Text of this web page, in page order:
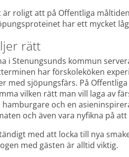
roligt att på Offentliga
har ett mycket
rätt
i Stenungsunds kommun
har förskoleköken
med sjöpungsfärs. På
vilken rätt man vill laga av
hamburgare och en
och även vara nyfikna på
med att locka till nya
med gästen är alltid viktig.